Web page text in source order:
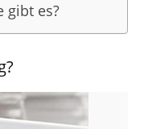
gibt es?